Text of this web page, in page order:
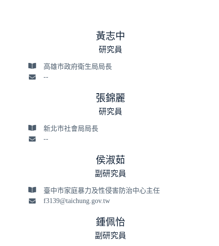
黃志中
研究員
高雄市政府衛生局局長
--
張錦麗
研究員
新北市社會局局長
--
侯淑茹
副研究員
臺中市家庭暴力及性侵害防治中心主任
f3139@taichung.gov.tw
鍾佩怡
副研究員